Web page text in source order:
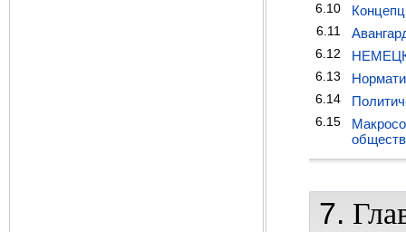
6.10
6.11
6.12
6.13
6.14
6.15
7.